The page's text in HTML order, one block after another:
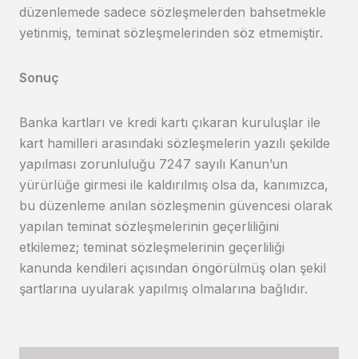
düzenlemede sadece sözleşmelerden bahsetmekle
yetinmiş, teminat sözleşmelerinden söz etmemiştir.
Sonuç
Banka kartları ve kredi kartı çıkaran kuruluşlar ile
kart hamilleri arasındaki sözleşmelerin yazılı şekilde
yapılması zorunluluğu 7247 sayılı Kanun’un
yürürlüğe girmesi ile kaldırılmış olsa da, kanımızca,
bu düzenleme anılan sözleşmenin güvencesi olarak
yapılan teminat sözleşmelerinin geçerliliğini
etkilemez; teminat sözleşmelerinin geçerliliği
kanunda kendileri açısından öngörülmüş olan şekil
şartlarına uyularak yapılmış olmalarına bağlıdır.